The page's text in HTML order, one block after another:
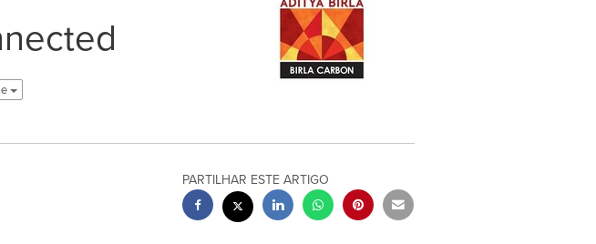
PARTILHAR ESTE ARTIGO